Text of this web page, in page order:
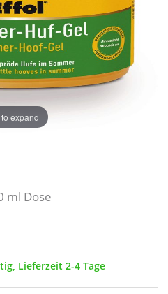
expand
ml Dose
Lieferzeit 2-4 Tage